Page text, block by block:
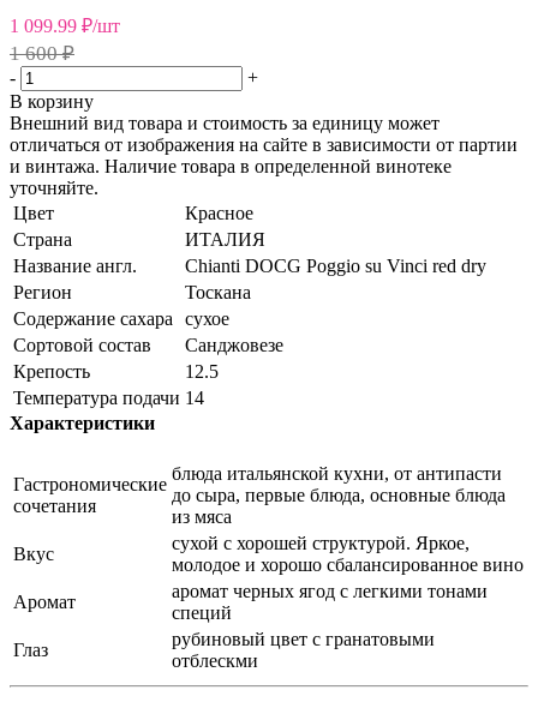
1 099.99 ₽/шт
1 600 ₽
-
+
В корзину
Внешний вид товара и стоимость за единицу может
отличаться от изображения на сайте в зависимости от партии
и винтажа. Наличие товара в определенной винотеке
уточняйте.
Цвет
Красное
Страна
ИТАЛИЯ
Название англ.
Chianti DOCG Poggio su Vinci red dry
Регион
Тоскана
Содержание сахара
сухое
Сортовой состав
Санджовезе
Крепость
12.5
Температура подачи 14
Характеристики
Гастрономические
сочетания
блюда итальянской кухни, от антипасти
до сыра, первые блюда, основные блюда
из мяса
Вкус
сухой с хорошей структурой. Яркое,
молодое и хорошо сбалансированное вино
Аромат
аромат черных ягод с легкими тонами
специй
Глаз
рубиновый цвет с гранатовыми
отблескми